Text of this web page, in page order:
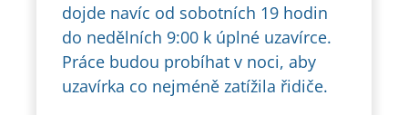
dojde navíc od sobotních 19 hodin
do nedělních 9:00 k úplné uzavírce.
Práce budou probíhat v noci, aby
uzavírka co nejméně zatížila řidiče.